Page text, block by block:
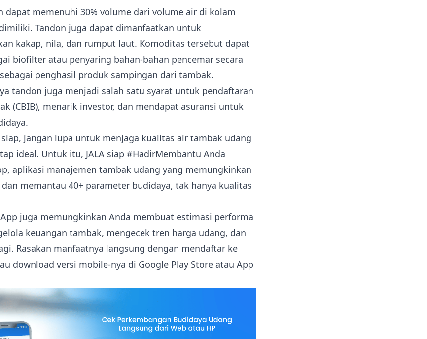
dapat memenuhi 30% volume dari volume air di kolam
Tandon juga dapat dimanfaatkan untuk
kakap, nila, dan rumput laut. Komoditas tersebut dapat
biofilter atau penyaring bahan-bahan pencemar secara
penghasil produk sampingan dari tambak.
tandon juga menjadi salah satu syarat untuk pendaftaran
(CBIB), menarik investor, dan mendapat asuransi untuk
jangan lupa untuk menjaga kualitas air tambak udang
ideal. Untuk itu, JALA siap #HadirMembantu Anda
, aplikasi manajemen tambak udang yang memungkinkan
memantau 40+ parameter budidaya, tak hanya kualitas
App juga memungkinkan Anda membuat estimasi performa
keuangan tambak, mengecek tren harga udang, dan
Rasakan manfaatnya langsung dengan mendaftar ke
download versi mobile-nya di Google Play Store atau App